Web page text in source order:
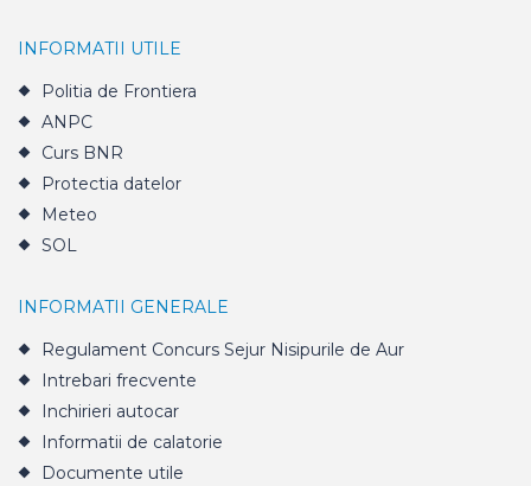
INFORMATII UTILE
Politia de Frontiera
ANPC
Curs BNR
Protectia datelor
Meteo
SOL
INFORMATII GENERALE
Regulament Concurs Sejur Nisipurile de Aur
Intrebari frecvente
Inchirieri autocar
Informatii de calatorie
Documente utile